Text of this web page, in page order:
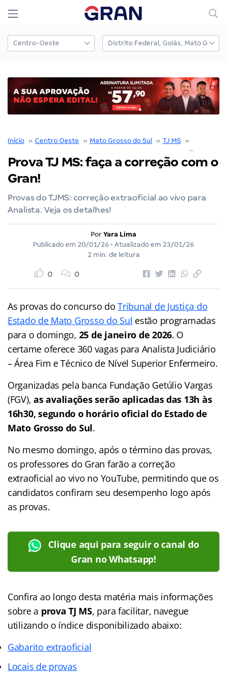
Início ›› Centro Oeste ›› Mato Grosso do Sul ›› TJ MS ››
Prova TJ MS: faça a correção com o
Gran!
Provas do TJMS: correção extraoficial ao vivo para
Analista. Veja os detalhes!
Por Yara Lima
Publicado em 20/01/26 • Atualizado em 23/01/26
2 min. de leitura
0 0
As provas do concurso doTribunal de Justiça do
Estado de Mato Grosso do Sul estão programadas
para o domingo, 25 de janeiro de 2026. O
certame oferece 360 vagas para Analista Judiciário
– Área Fim e Técnico de Nível Superior Enfermeiro.
Organizadas pela banca Fundação Getúlio Vargas
(FGV),as avaliações serão aplicadas das 13h às
16h30, segundo o horário oficial do Estado de
Mato Grosso do Sul.
No mesmo domingo, após o término das provas,
os professores do Gran farão a correção
extraoficial ao vivo no YouTube, permitindo que os
candidatos confiram seu desempenho logo após
as provas.
Clique aqui para seguir o canal do
Gran no Whatsapp!
Confira ao longo desta matéria mais informações
sobre a prova TJ MS, para facilitar, navegue
utilizando o índice disponibilizado abaixo:
Gabarito extraoficial
Locais de provas